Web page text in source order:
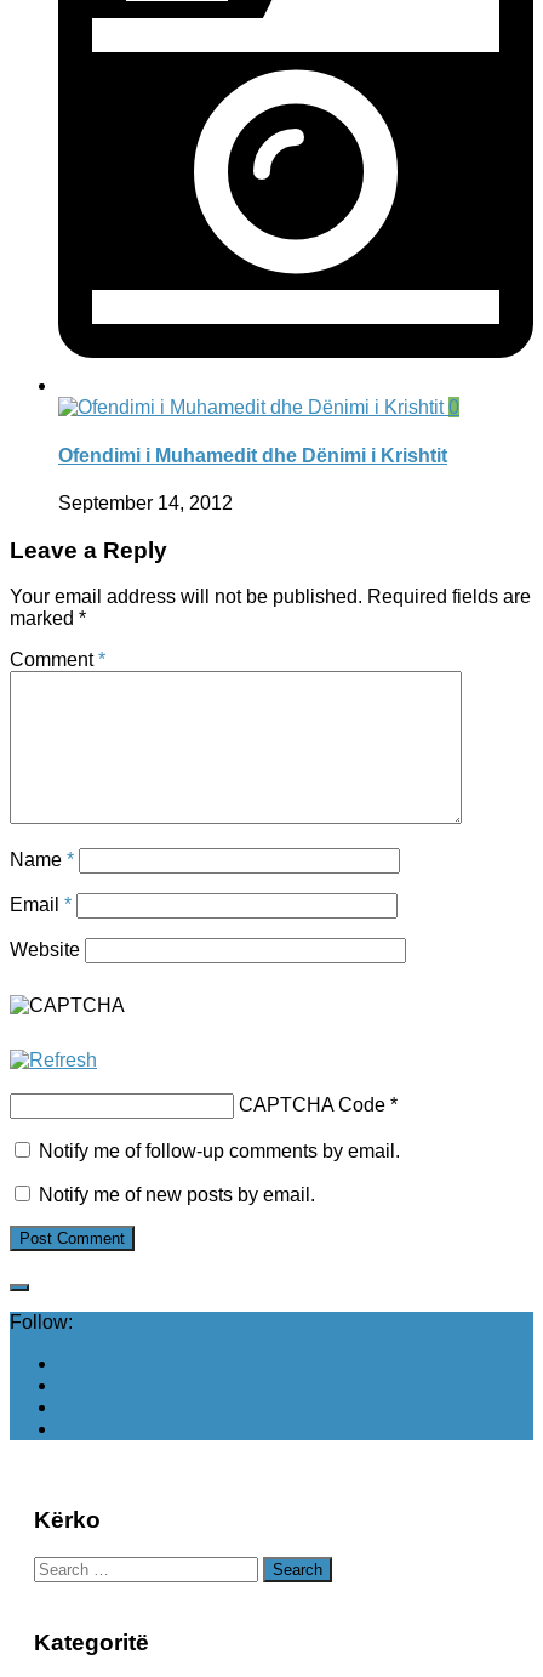
0
Ofendimi i Muhamedit dhe Dënimi i Krishtit
September 14, 2012
Leave a Reply
Your email address will not be published. Required fields are
marked *
Comment*
Name *
Email *
Website
CAPTCHA Code *
Notify me of follow-up comments by email.
Notify me of new posts by email.
Follow:
Kërko
Search
for:
Kategoritë